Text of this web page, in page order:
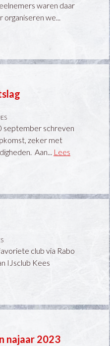
waren daar
we...
september schreven
zeker met
Aan... Lees
club via Rabo
IJsclub Kees
najaar 2023